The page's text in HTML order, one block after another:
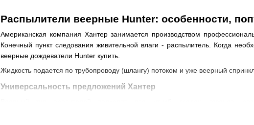
Распылители веерные Hunter: особенности,
Американская компания Хантер занимается производством
Конечный пункт следования живительной влаги - распылитель. Когда
веерные дождеватели Hunter купить.
Жидкость подается по трубопроводу (шлангу) потоком и уже веерный
Универсальность предложений Хантер